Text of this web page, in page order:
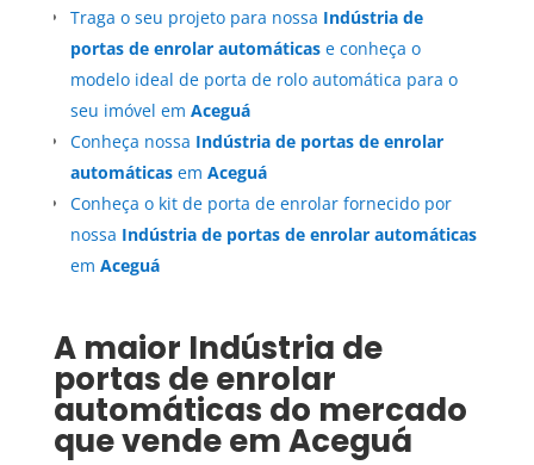
Traga o seu projeto para nossa Indústria de
portas de enrolar automáticase conheça o
modelo ideal de porta de rolo automática para o
seu imóvel em Aceguá
Conheça nossa Indústria de portas de enrolar
automáticasem Aceguá
Conheça o kit de porta de enrolar fornecido por
nossa Indústria de portas de enrolar automáticas
em Aceguá
A maior Indústria de
portas de enrolar
automáticas do mercado
que vende emAceguá